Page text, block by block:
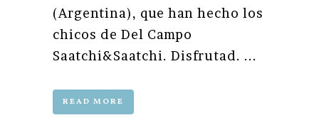
(Argentina), que han hecho los
chicos de Del Campo
Saatchi&Saatchi. Disfrutad. ...
READ MORE